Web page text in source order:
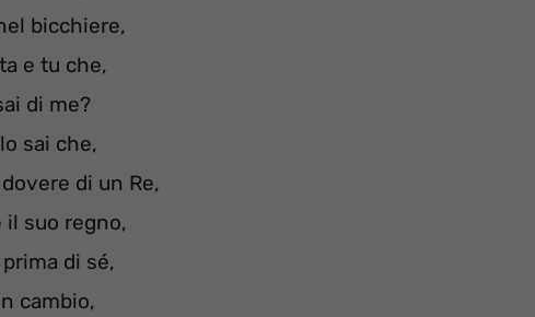
bicchiere,
e tu che,
di me?
sai che,
di un Re,
il suo regno,
di sé,
cambio,